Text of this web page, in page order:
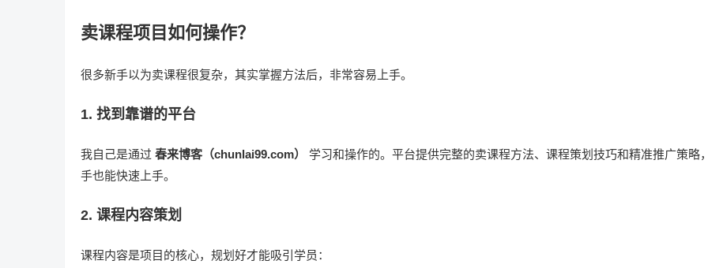
卖课程项目如何操作？
很多新手以为卖课程很复杂，其实掌握方法后，非常容易上手。
1. 找到靠谱的平台
我自己是通过 春来博客（chunlai99.com）
学习和操作的。平台提供完整的卖课程方法、课程策划技巧和精准推广策略
手也能快速上手。
2. 课程内容策划
课程内容是项目的核心，规划好才能吸引学员：